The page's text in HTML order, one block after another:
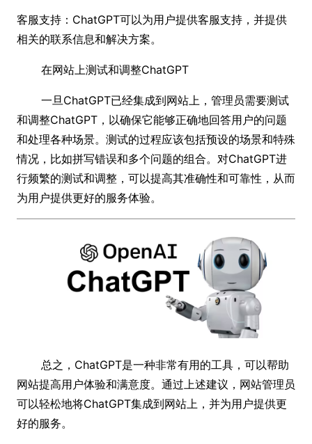
客服支持：ChatGPT可以为用户提供客服支持，并提供
相关的联系信息和解决方案。
在网站上测试和调整ChatGPT
一旦ChatGPT已经集成到网站上，管理员需要测试
和调整ChatGPT，以确保它能够正确地回答用户的问题
和处理各种场景。测试的过程应该包括预设的场景和特殊
情况，比如拼写错误和多个问题的组合。对ChatGPT进
行频繁的测试和调整，可以提高其准确性和可靠性，从而
为用户提供更好的服务体验。
总之，ChatGPT是一种非常有用的工具，可以帮助
网站提高用户体验和满意度。通过上述建议，网站管理员
可以轻松地将ChatGPT集成到网站上，并为用户提供更
好的服务。